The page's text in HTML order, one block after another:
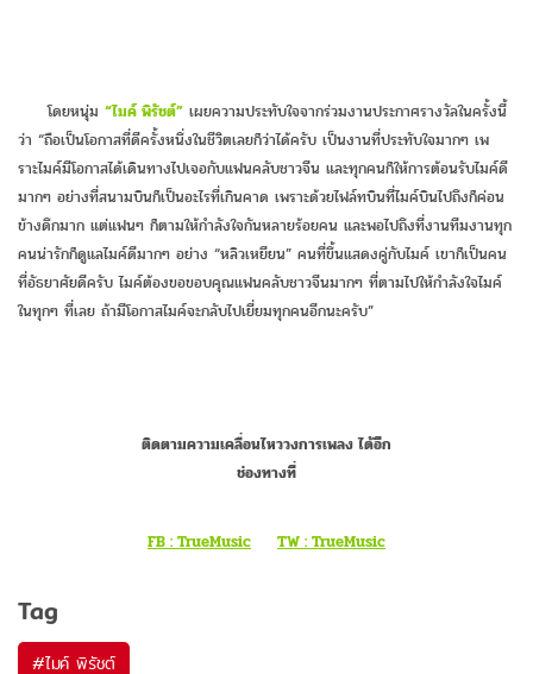
โดยหนุ่ม “ไมค์ พิรัชต์” เผยความประทับใจจากร่วมงานประกาศรางวัลในครั้งนี้
ว่า “ถือเป็นโอกาสที่ดีครั้งหนึ่งในชีวิตเลยก็ว่าได้ครับ เป็นงานที่ประทับใจมากๆ เพ
ราะไมค์มีโอกาสได้เดินทางไปเจอกับแฟนคลับชาวจีน และทุกคนก็ให้การต้อนรับไมค์ดี
มากๆ อย่างที่สนามบินก็เป็นอะไรที่เกินคาด เพราะด้วยไฟล์ทบินที่ไมค์บินไปถึงก็ค่อน
ข้างดึกมาก แต่แฟนๆ ก็ตามให้กำลังใจกันหลายร้อยคน และพอไปถึงที่งานทีมงานทุก
คนน่ารักก็ดูแลไมค์ดีมากๆ อย่าง “หลิวเหยียน” คนที่ขึ้นแสดงคู่กับไมค์ เขาก็เป็นคน
ที่อัธยาศัยดีครับ ไมค์ต้องขอขอบคุณแฟนคลับชาวจีนมากๆ ที่ตามไปให้กำลังใจไมค์
ในทุกๆ ที่เลย ถ้ามีโอกาสไมค์จะกลับไปเยี่ยมทุกคนอีกนะครับ”
ติดตามความเคลื่อนไหววงการเพลง ได้อีก
ช่องทางที่
FB : TrueMusic TW : TrueMusic
Tag
#ไมค์ พิรัชต์